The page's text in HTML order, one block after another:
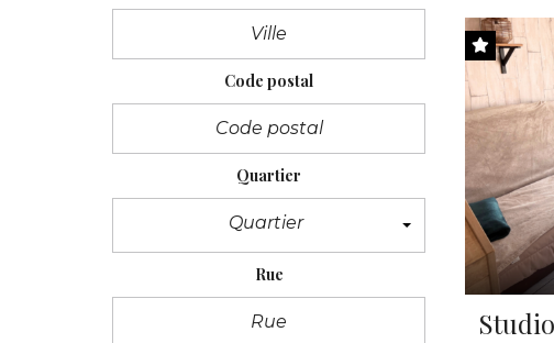
Code postal
Quartier
Quartier
Rue